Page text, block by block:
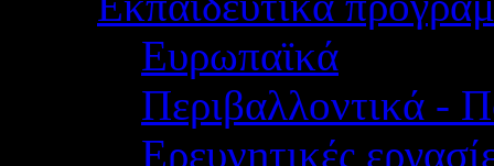
Ευρωπαϊκά
Περιβαλλοντικά -
Ερευνητικές